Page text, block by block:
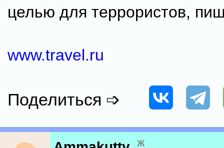
целью для террористов,
www.travel.ru
Поделиться ➩
ж